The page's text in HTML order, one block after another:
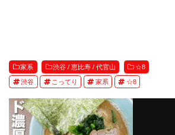
家系 渋谷 / 恵比寿 / 代官山 ☆8
渋谷 こってり 家系 ☆8